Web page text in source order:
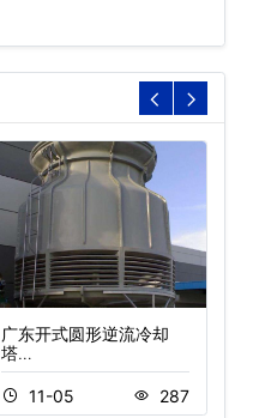
广东开式圆形逆流冷却
塔…
11-05 287